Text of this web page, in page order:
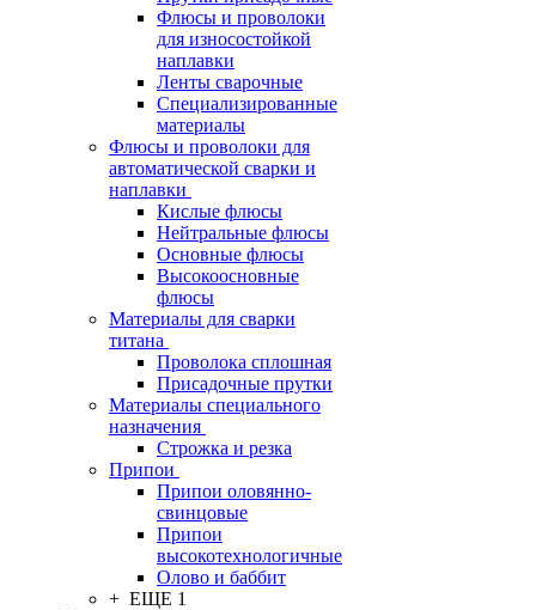
Флюсы и проволоки
для износостойкой
наплавки
Ленты сварочные
Специализированные
материалы
Флюсы и проволоки для
автоматической сварки и
наплавки
Кислые флюсы
Нейтральные флюсы
Основные флюсы
Высокоосновные
флюсы
Материалы для сварки
титана
Проволока сплошная
Присадочные прутки
Материалы специального
назначения
Строжка и резка
Припои
Припои оловянно-
свинцовые
Припои
высокотехнологичные
Олово и баббит
+ ЕЩЕ 1